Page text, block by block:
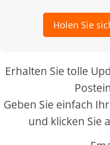
Holen Sie
Erhalten Sie tolle
Geben Sie einfach
und klicken Sie